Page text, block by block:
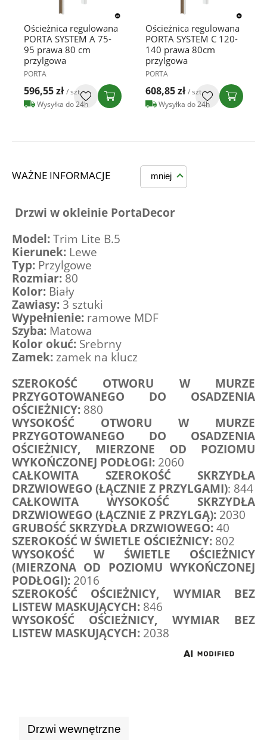
Ościeżnica regulowana
PORTA SYSTEM A 75-
95 prawa 80 cm
przylgowa
PORTA
596,55 zł / szt
Wysyłka do 24h
Ościeżnica regulowana
PORTA SYSTEM C 120-
140 prawa 80cm
przylgowa
PORTA
608,85 zł / szt
Wysyłka do 24h
WAŻNE INFORMACJE mniej
Drzwi w okleinie PortaDecor
Model: Trim Lite B.5
Kierunek: Lewe
Typ: Przylgowe
Rozmiar: 80
Kolor: Biały
Zawiasy: 3 sztuki
Wypełnienie: ramowe MDF
Szyba: Matowa
Kolor okuć: Srebrny
Zamek: zamek na klucz
SZEROKOŚĆ OTWORU W MURZE
PRZYGOTOWANEGO DO OSADZENIA
OŚCIEŻNICY: 880
WYSOKOŚĆ OTWORU W MURZE
PRZYGOTOWANEGO DO OSADZENIA
OŚCIEŻNICY, MIERZONE OD POZIOMU
WYKOŃCZONEJ PODŁOGI: 2060
CAŁKOWITA SZEROKOŚĆ SKRZYDŁA
DRZWIOWEGO (ŁĄCZNIE Z PRZYLGAMI): 844
CAŁKOWITA WYSOKOŚĆ SKRZYDŁA
DRZWIOWEGO (ŁĄCZNIE Z PRZYLGĄ): 2030
GRUBOŚĆ SKRZYDŁA DRZWIOWEGO: 40
SZEROKOŚĆ W ŚWIETLE OŚCIEŻNICY: 802
WYSOKOŚĆ W ŚWIETLE OŚCIEŻNICY
(MIERZONA OD POZIOMU WYKOŃCZONEJ
PODŁOGI): 2016
SZEROKOŚĆ OŚCIEŻNICY, WYMIAR BEZ
LISTEW MASKUJĄCYCH: 846
WYSOKOŚĆ OŚCIEŻNICY, WYMIAR BEZ
LISTEW MASKUJĄCYCH: 2038
Drzwi wewnętrzne